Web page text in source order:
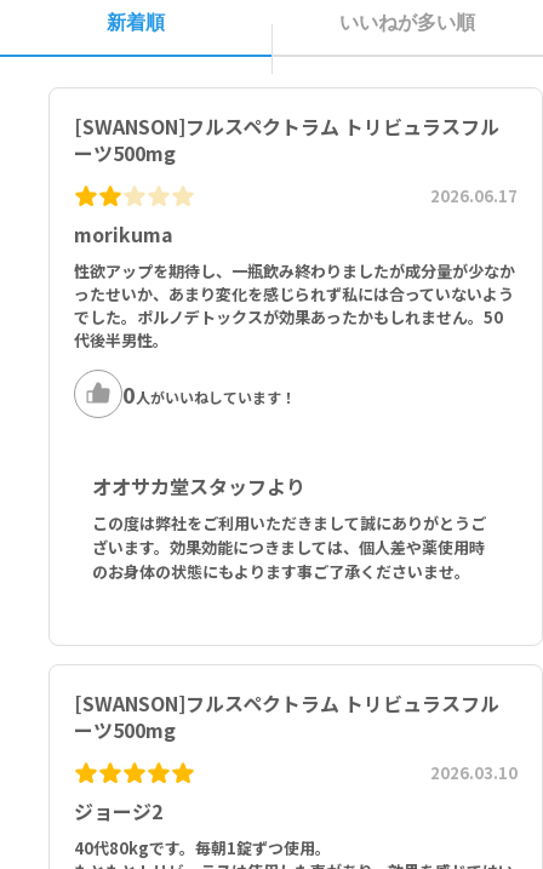
新着順 いいねが多い順
[SWANSON]フルスペクトラム トリビュラスフル
ーツ500mg
morikuma
2026.06.17
性欲アップを期待し、一瓶飲み終わりましたが成分量が少なか
ったせいか、あまり変化を感じられず私には合っていないよう
でした。ポルノデトックスが効果あったかもしれません。50
代後半男性。
0人がいいねしています！
オオサカ堂スタッフより
この度は弊社をご利用いただきまして誠にありがとうご
ざいます。効果効能につきましては、個人差や薬使用時
のお身体の状態にもよります事ご了承くださいませ。
[SWANSON]フルスペクトラム トリビュラスフル
ーツ500mg
ジョージ2
2026.03.10
40代80kgです。毎朝1錠ずつ使用。